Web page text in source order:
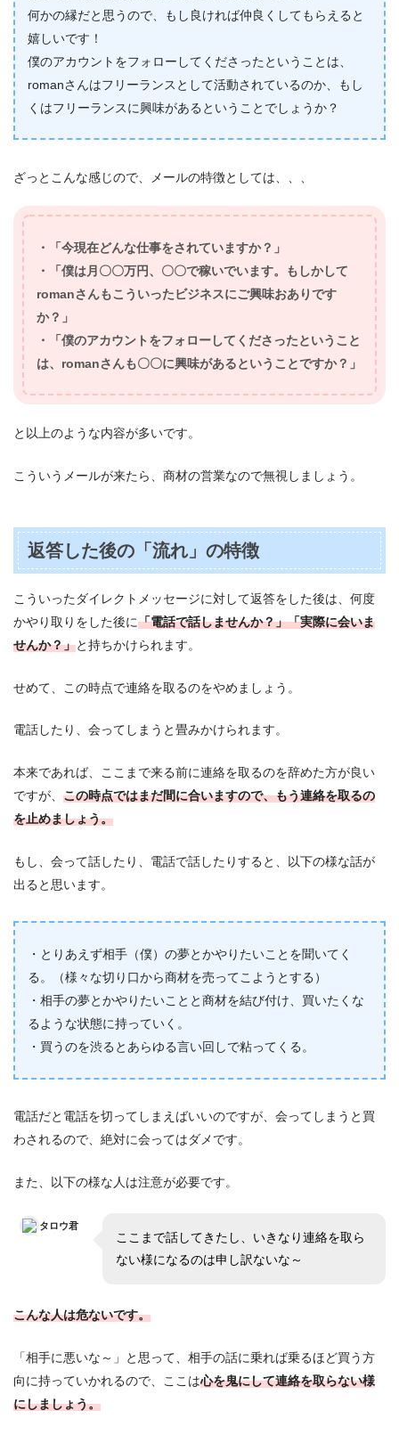
何かの縁だと思うので、もし良ければ仲良くしてもらえると
嬉しいです！
僕のアカウントをフォローしてくださったということは、
romanさんはフリーランスとして活動されているのか、もし
くはフリーランスに興味があるということでしょうか？
ざっとこんな感じので、メールの特徴としては、、、
・「今現在どんな仕事をされていますか？」
・「僕は月〇〇万円、〇〇で稼いでいます。もしかして
romanさんもこういったビジネスにご興味おありです
か？」
・「僕のアカウントをフォローしてくださったということ
は、romanさんも〇〇に興味があるということですか？」
と以上のような内容が多いです。
こういうメールが来たら、商材の営業なので無視しましょう。
返答した後の「流れ」の特徴
こういったダイレクトメッセージに対して返答をした後は、何度
かやり取りをした後に「電話で話しませんか？」「実際に会いま
せんか？」と持ちかけられます。
せめて、この時点で連絡を取るのをやめましょう。
電話したり、会ってしまうと畳みかけられます。
本来であれば、ここまで来る前に連絡を取るのを辞めた方が良い
ですが、 この時点ではまだ間に合いますので、もう連絡を取るの
を止めましょう。
もし、会って話したり、電話で話したりすると、以下の様な話が
出ると思います。
・とりあえず相手（僕）の夢とかやりたいことを聞いてく
る。（様々な切り口から商材を売ってこようとする）
・相手の夢とかやりたいことと商材を結び付け、買いたくな
るような状態に持っていく。
・買うのを渋るとあらゆる言い回しで粘ってくる。
電話だと電話を切ってしまえばいいのですが、会ってしまうと買
わされるので、絶対に会ってはダメです。
また、以下の様な人は注意が必要です。
タロウ君
ここまで話してきたし、いきなり連絡を取ら
ない様になるのは申し訳ないな～
こんな人は危ないです。
「相手に悪いな～」と思って、相手の話に乗れば乗るほど買う方
向に持っていかれるので、ここは心を鬼にして連絡を取らない様
にしましょう。